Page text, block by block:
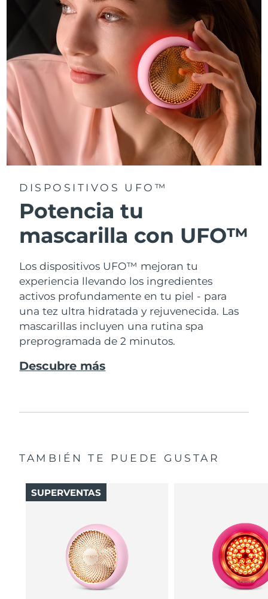
DISPOSITIVOS UFO™
Potencia tu
mascarilla con UFO™
Los dispositivos UFO™ mejoran tu
experiencia llevando los ingredientes
activos profundamente en tu piel - para
una tez ultra hidratada y rejuvenecida. Las
mascarillas incluyen una rutina spa
preprogramada de 2 minutos.
Descubre más
TAMBIÉN TE PUEDE GUSTAR
SUPERVENTAS
Entrega prevista
Emiratos Árabes
Unidos
Entrega prevista8/10/26
Reino Unido Entrega prevista8/9/26
Estados Unidos Entrega prevista8/10/26
Uzbekistán Entrega prevista8/14/26